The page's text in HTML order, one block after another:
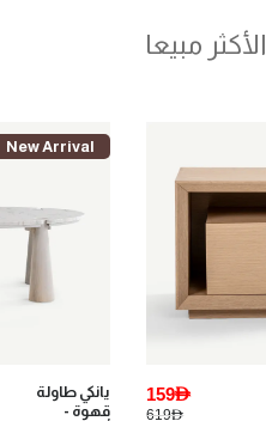
159AED
619AED
New Arrival
يانكي طاولة
قهوة -
الأكثر مبيعا